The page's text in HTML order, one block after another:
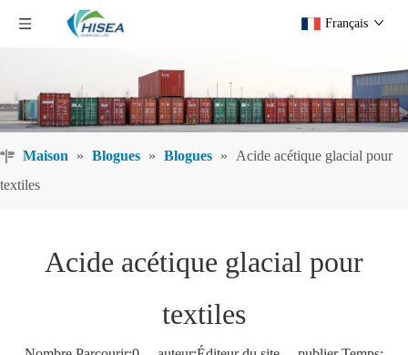
Français
Maison » Blogues » Blogues »
Acide acétique glacial pour
textiles
Acide acétique glacial pour
textiles